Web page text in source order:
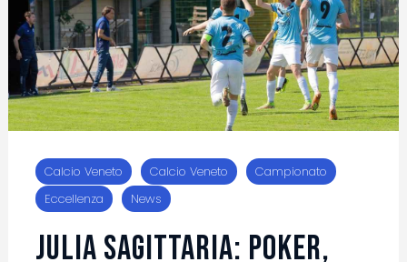
Calcio Veneto Calcio Veneto
Campionato
Eccellenza
News
Julia Sagittaria: poker,